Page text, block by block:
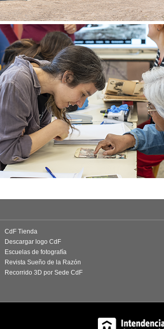
CdF Tienda
Descargar logo CdF
Escuelas de fotografía
Revista Sueño de la Razón
Recorrido 3D por Sede CdF